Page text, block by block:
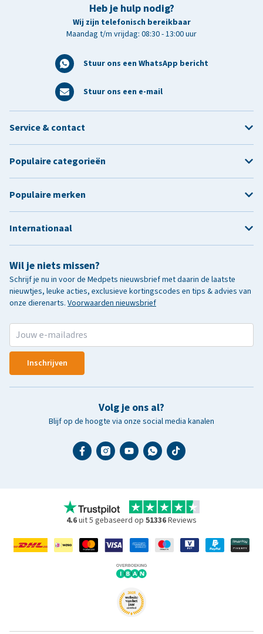
Heb je hulp nodig?
Wij zijn telefonisch bereikbaar
Maandag t/m vrijdag: 08:30 - 13:00 uur
Stuur ons een WhatsApp bericht
Stuur ons een e-mail
Wil je niets missen?
Schrijf je nu in voor de Medpets nieuwsbrief met daarin de laatste
nieuwtjes, leuke acties, exclusieve kortingscodes en tips & advies van
onze dierenarts. Voorwaarden nieuwsbrief
Inschrijven
Volg je ons al?
Blijf op de hoogte via onze social media kanalen
Service & contact
Populaire categorieën
Populaire merken
Internationaal
4.6uit 5 gebaseerd op 51336Reviews